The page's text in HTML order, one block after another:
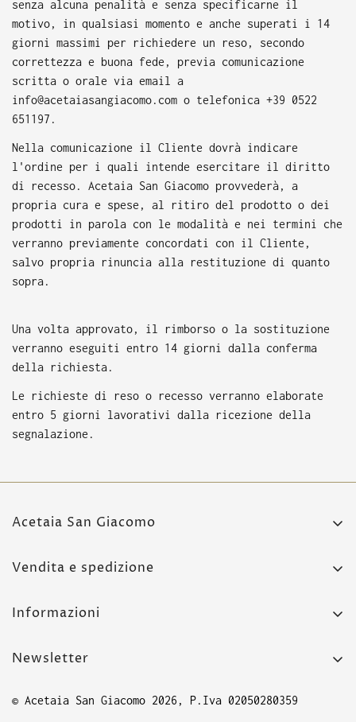
senza alcuna penalità e senza specificarne il
motivo, in qualsiasi momento e anche superati i 14
giorni massimi per richiedere un reso, secondo
correttezza e buona fede, previa comunicazione
scritta o orale via email a
info@acetaiasangiacomo.com o telefonica +39 0522
651197.
Nella comunicazione il Cliente dovrà indicare
l'ordine per i quali intende esercitare il diritto
di recesso. Acetaia San Giacomo provvederà, a
propria cura e spese, al ritiro del prodotto o dei
prodotti in parola con le modalità e nei termini che
verranno previamente concordati con il Cliente,
salvo propria rinuncia alla restituzione di quanto
sopra.
Una volta approvato, il rimborso o la sostituzione
verranno eseguiti entro 14 giorni dalla conferma
della richiesta.
Le richieste di reso o recesso verranno elaborate
entro 5 giorni lavorativi dalla ricezione della
segnalazione.
Acetaia San Giacomo
42017 Novellara (RE)
Vendita e spedizione
Sicurezza nel pagamento
Rimborsi e resi
Informazioni
Indicazioni di smaltimento
Newsletter
iscriviti!
© Acetaia San Giacomo 2026, P.Iva 02050280359